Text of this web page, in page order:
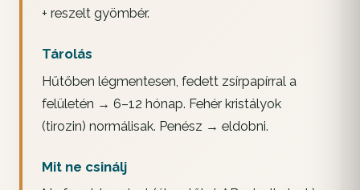
+ reszelt gyömbér.
Tárolás
Hűtőben légmentesen, fedett zsírpapírral a
felületén → 6–12 hónap. Fehér kristályok
(tirozin) normálisak. Penész → eldobni.
Mit ne csinálj